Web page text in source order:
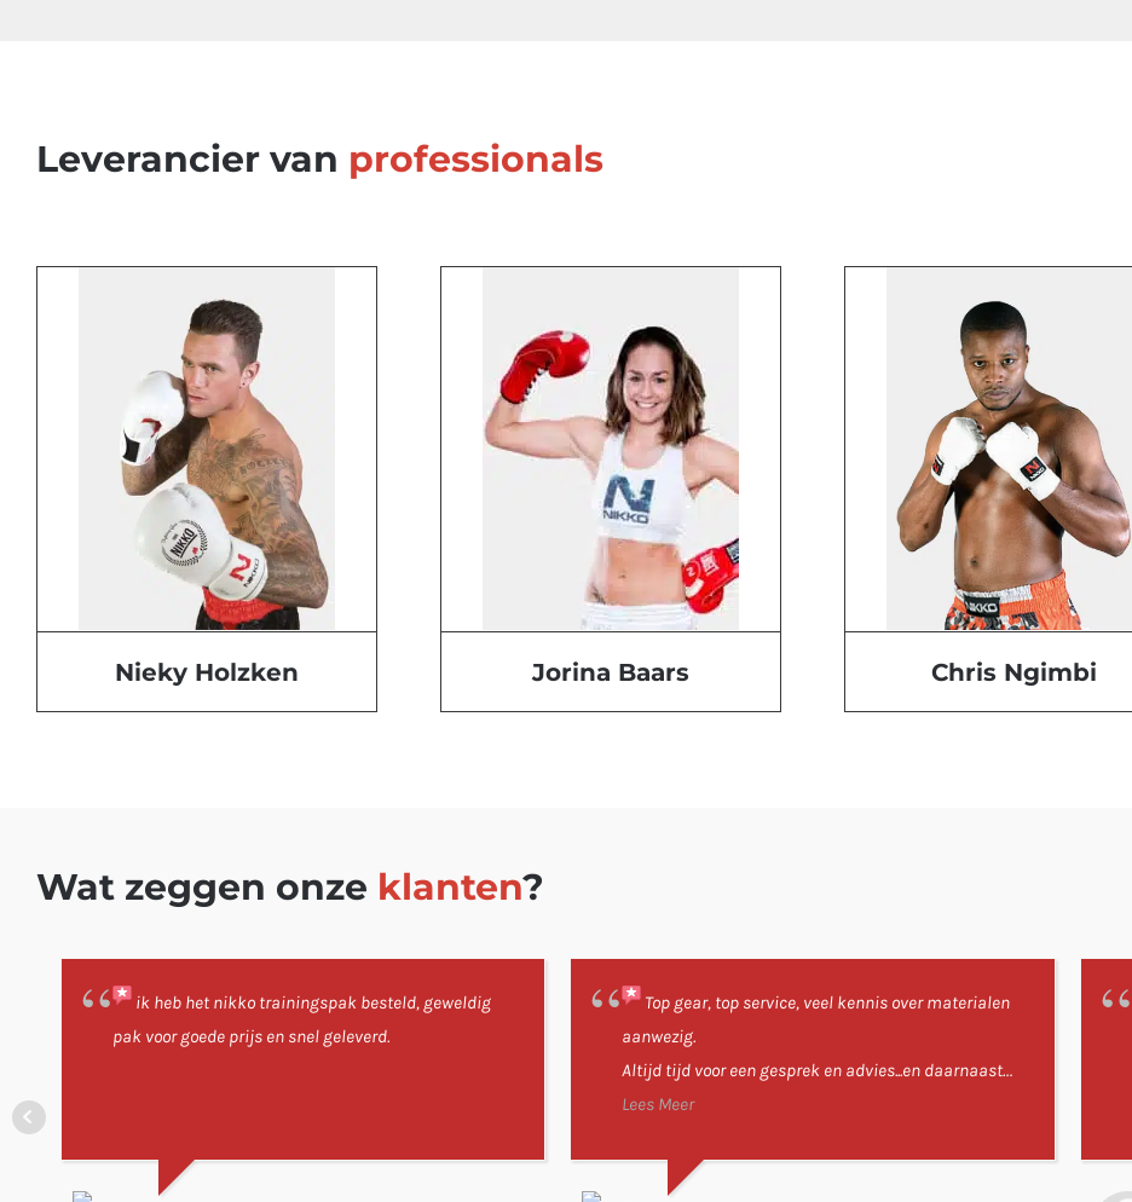
Leverancier van professionals
Nieky Holzken Jorina Baars Chris Ngimbi
Wat zeggen onze klanten?
ik heb het nikko trainingspak besteld, geweldig
pak voor goede prijs en snel geleverd.
Top gear, top service, veel kennis over materialen
aanwezig.
Altijd tijd voor een gesprek en advies...en daarnaast
altijd gezelligheid...
Lees Meer